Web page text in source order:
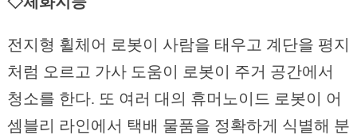
전지형 휠체어 로봇이 사람을 태우고 계단을 평지
처럼 오르고 가사 도움이 로봇이 주거 공간에서
청소를 한다. 또 여러 대의 휴머노이드 로봇이 어
셈블리 라인에서 택배 물품을 정확하게 식별해 분